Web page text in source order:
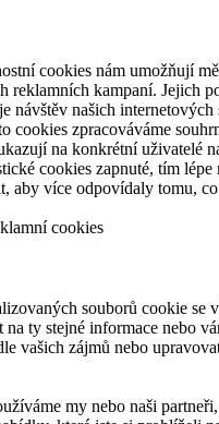
cookies nám umožňují
reklamních kampaní. Jejich
návštěv našich internetových
cookies zpracováváme
na konkrétní uživatelé
cookies zapnuté, tím lépe
aby více odpovídaly tomu, co
cookies
souborů cookie se
na ty stejné informace nebo
vašich zájmů nebo
my nebo naši